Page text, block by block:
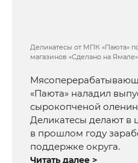
Деликатесы от МПК «Паюта»
магазинов «Сделано на
«Паюта» наладил
сырокопченой
Деликатесы делают в
в прошлом году
поддержке округа.
Читать далее >